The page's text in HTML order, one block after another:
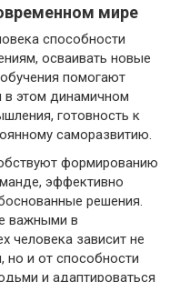
мире
способности
осваивать новые
помогают
в этом динамичном
готовность к
саморазвитию.
формированию
эффективно
решения.
важными в
человека зависит не
но и от способности
и адаптироваться